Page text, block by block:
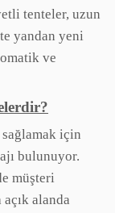
tenteler, uzun
yandan yeni
ve
için
bulunuyor.
müşteri
alanda